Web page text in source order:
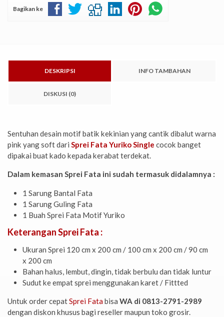
Bagikan ke
DESKRIPSI INFO TAMBAHAN
DISKUSI (0)
Sentuhan desain motif batik kekinian yang cantik dibalut warna
pink yang soft dari Sprei Fata Yuriko Single cocok banget
dipakai buat kado kepada kerabat terdekat.
Dalam kemasan Sprei Fata ini sudah termasuk didalamnya :
1 Sarung Bantal Fata
1 Sarung Guling Fata
1 Buah Sprei Fata Motif Yuriko
Keterangan Sprei Fata :
Ukuran Sprei 120 cm x 200 cm / 100 cm x 200 cm / 90 cm
x 200 cm
Bahan halus, lembut, dingin, tidak berbulu dan tidak luntur
Sudut ke empat sprei menggunakan karet / Fittted
Untuk order cepatSprei Fatabisa WA di 0813-2791-2989
dengan diskon khusus bagi reseller maupun toko grosir.